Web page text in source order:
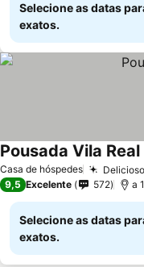
Selecione as datas
exatos.
Casa de hóspedes
Pousada Vila Real
9,5 Excelente 572 a
Selecione as datas
exatos.